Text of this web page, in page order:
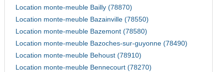
Location monte-meuble Bailly (78870)
Location monte-meuble Bazainville (78550)
Location monte-meuble Bazemont (78580)
Location monte-meuble Bazoches-sur-guyonne (78490)
Location monte-meuble Behoust (78910)
Location monte-meuble Bennecourt (78270)